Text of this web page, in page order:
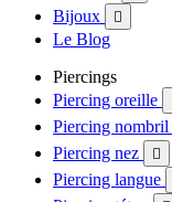
Bijoux 
Le Blog
Piercings
Piercing oreille
Piercing nombril
Piercing nez 
Piercing langue